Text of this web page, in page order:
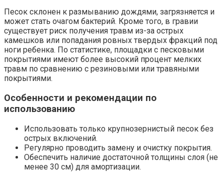
Песок склонен к размыванию дождями, загрязняется и
может стать очагом бактерий. Кроме того, в гравии
существует риск получения травм из-за острых
камешков или попадания ровных твердых фракций под
ноги ребенка. По статистике, площадки с песковыми
покрытиями имеют более высокий процент мелких
травм по сравнению с резиновыми или травяными
покрытиями.
Особенности и рекомендации по
использованию
Использовать только крупнозернистый песок без
острых включений.
Регулярно проводить замену и очистку покрытия.
Обеспечить наличие достаточной толщины слоя (не
менее 30 см) для амортизации.